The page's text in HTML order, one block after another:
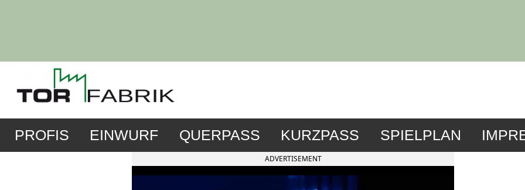
PROFIS EINWURF QUERPASS KURZPASS SPIELPLAN
ADVERTISEMENT